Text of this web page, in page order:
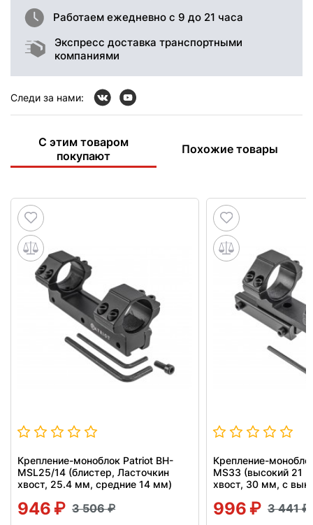
Работаем ежедневно с 9 до 21 часа
Экспресс доставка транспортными
компаниями
Следи за нами:
С этим товаром
покупают
Похожие товары
Крепление-моноблок Patriot BH-
MSL25/14 (блистер, Ласточкин
хвост, 25.4 мм, средние 14 мм)
946 3 506
Крепление-
MS33 (высокий 21
хвост, 30 мм, с
996 3 441